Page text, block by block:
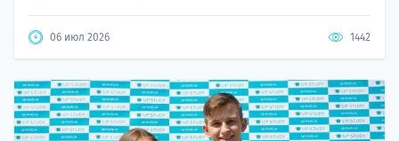
06 июл 2026 1442